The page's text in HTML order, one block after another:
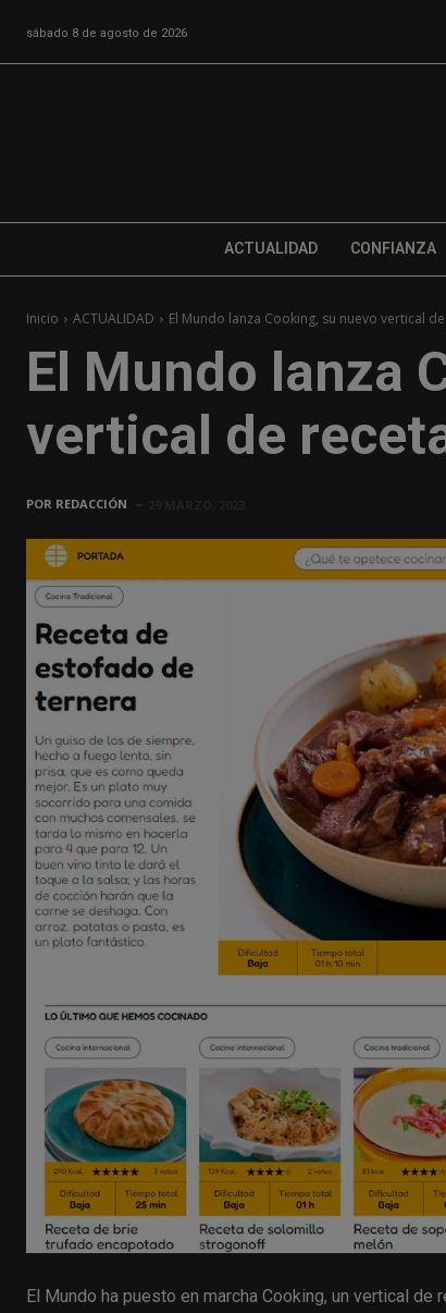
sábado 8 de agosto de 2026
ACTUALIDAD CONFIANZA
Inicio ACTUALIDAD El Mundo lanza Cooking, su nuevo vertical
El Mundo lanza
vertical de
POR REDACCIÓN
El Mundo ha puesto en marcha Cooking, un vertical de